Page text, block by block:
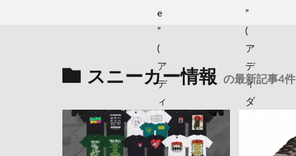
スニーカー情報 の最新記事4件